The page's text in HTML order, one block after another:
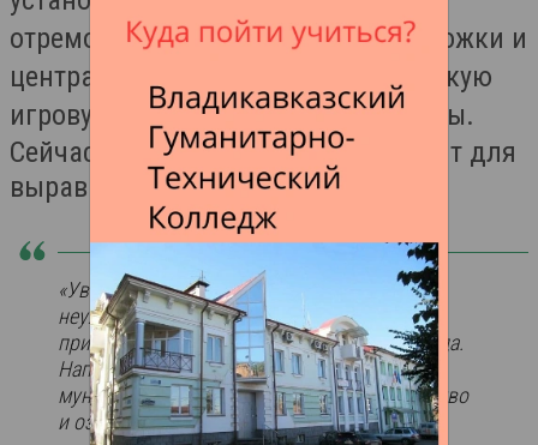
отремонтировали пешеходные дорожки и
центральную зону, обустроили детскую
игровую площадку, скамейки и урны.
Сейчас на территорию завезён грунт для
выравнивания газонной части.
«Уверен, что некогда заброшенное и
неухоженное пространство станет местом
притяжения горожан и гостей нашего города.
Напомню, ремонт проходит в рамках
муниципальной программы “Благоустройство
и озеленение”»,